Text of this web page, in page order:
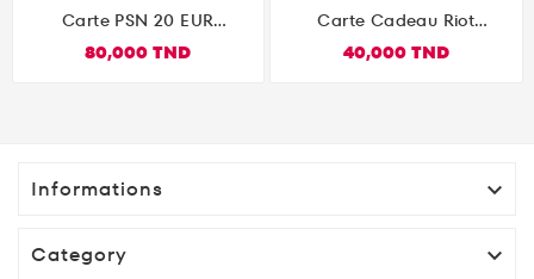
Carte PSN 20 EUR
PS5/PS4/PS3/PS Vita
80,000 TND
Carte Cadeau Riot
40,000 TND
Informations 
Category 